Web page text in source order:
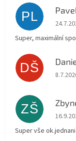
PL
Super, maximální
DŠ
ZŠ
Super vše